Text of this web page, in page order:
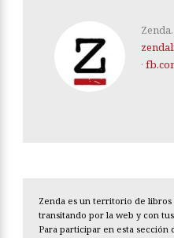
·
Zenda es un territorio de libros
transitando por la web y con
Para participar en esta sección